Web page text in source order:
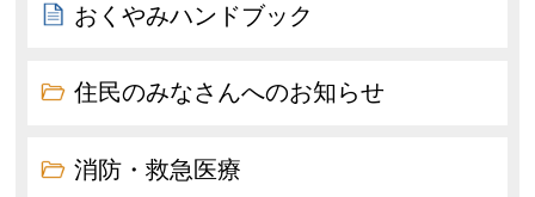
おくやみハンドブック
住民のみなさんへのお知らせ
消防・救急医療